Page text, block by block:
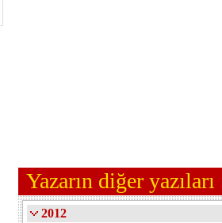
Yazarın diğer yazıları
2012